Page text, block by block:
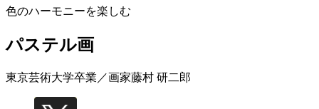
色のハーモニーを楽しむ
パステル画
東京芸術大学卒業／画家藤村 研二郎